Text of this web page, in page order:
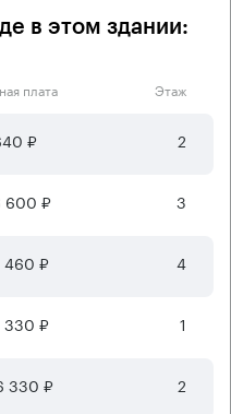
в этом здании:
плата Этаж
₽ 2
600 ₽ 3
460 ₽ 4
330 ₽ 1
330 ₽ 2